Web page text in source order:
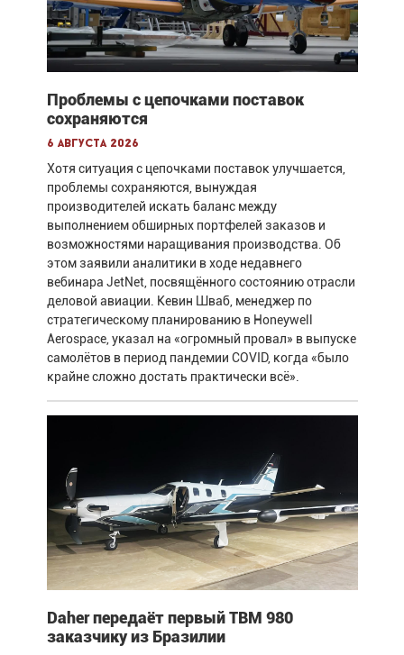
Проблемы с цепочками поставок
сохраняются
6 августа 2026
Хотя ситуация с цепочками поставок улучшается,
проблемы сохраняются, вынуждая
производителей искать баланс между
выполнением обширных портфелей заказов и
возможностями наращивания производства. Об
этом заявили аналитики в ходе недавнего
вебинара JetNet, посвящённого состоянию отрасли
деловой авиации. Кевин Шваб, менеджер по
стратегическому планированию в Honeywell
Aerospace, указал на «огромный провал» в выпуске
самолётов в период пандемии COVID, когда «было
крайне сложно достать практически всё».
Daher передаёт первый TBM 980
заказчику из Бразилии